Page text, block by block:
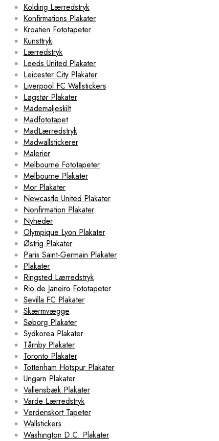
Kolding Lærredstryk
Konfirmations Plakater
Kroatien Fototapeter
Kunsttryk
Lærredstryk
Leeds United Plakater
Leicester City Plakater
Liverpool FC Wallstickers
Løgstør Plakater
Mademaljeskilt
Madfototapet
MadLærredstryk
Madwallstickerer
Malerier
Melbourne Fototapeter
Melbourne Plakater
Mor Plakater
Newcastle United Plakater
Nonfirmation Plakater
Nyheder
Olympique Lyon Plakater
Østrig Plakater
Paris Saint-Germain Plakater
Plakater
Ringsted Lærredstryk
Rio de Janeiro Fototapeter
Sevilla FC Plakater
Skærmvægge
Søborg Plakater
Sydkorea Plakater
Tårnby Plakater
Toronto Plakater
Tottenham Hotspur Plakater
Ungarn Plakater
Vallensbæk Plakater
Varde Lærredstryk
Verdenskort Tapeter
Wallstickers
Washington D.C. Plakater